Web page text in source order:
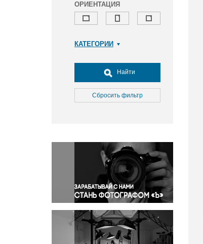
ОРИЕНТАЦИЯ
КАТЕГОРИИ
Досуг, туризм и отдых
Культура
Медицина
Окружающая среда
Политика
Правосудие
Происшествия и конфликты
Религия
Светская жизнь
Спорт
Экология
Найти
Сбросить фильтр